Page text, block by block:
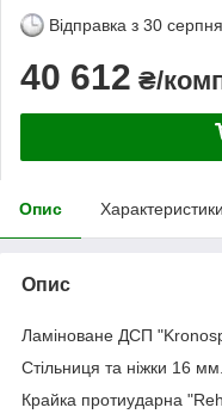
Відправка з 30
40 612 ₴/
Опис Характеристики
Опис
Ламіноване ДСП
Стільниця та ніжки 16 мм.
Крайка протиударна